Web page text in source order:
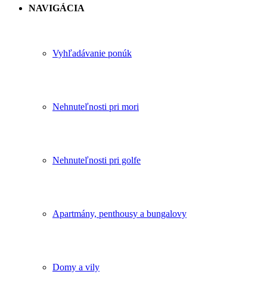
NAVIGÁCIA
Vyhľadávanie ponúk
Nehnuteľnosti pri mori
Nehnuteľnosti pri golfe
Apartmány, penthousy a bungalovy
Domy a vily